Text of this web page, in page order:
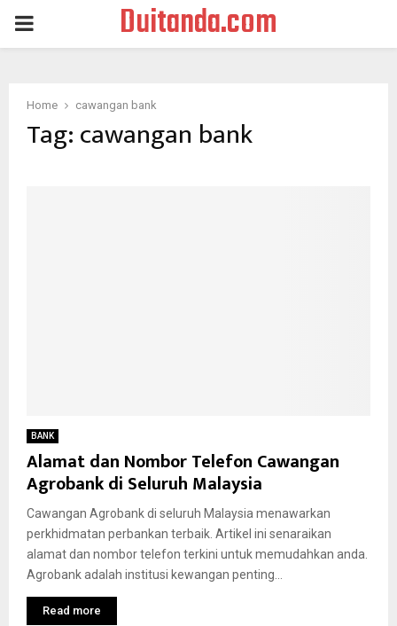
PRIMARY
Duitanda.com
Home cawangan bank
Tag:cawangan bank
BANK
Alamat dan Nombor Telefon Cawangan
Agrobank di Seluruh Malaysia
Cawangan Agrobank di seluruh Malaysia menawarkan
perkhidmatan perbankan terbaik. Artikel ini senaraikan
alamat dan nombor telefon terkini untuk memudahkan anda.
Agrobank adalah institusi kewangan penting...
Read more